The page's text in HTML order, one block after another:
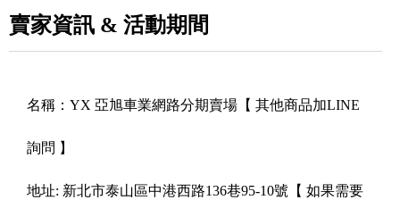
賣家資訊 & 活動期間
名稱： YX 亞旭車業網路分期賣場【 其他商品加LINE
詢問 】
地址: 新北市泰山區中港西路136巷95-10號【 如果需要